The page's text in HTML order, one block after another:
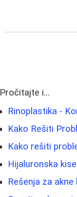
Pročitajte i...
Rinoplastika -
Kako Rešiti
Kako rešiti
Hijaluronska
Rešenja za